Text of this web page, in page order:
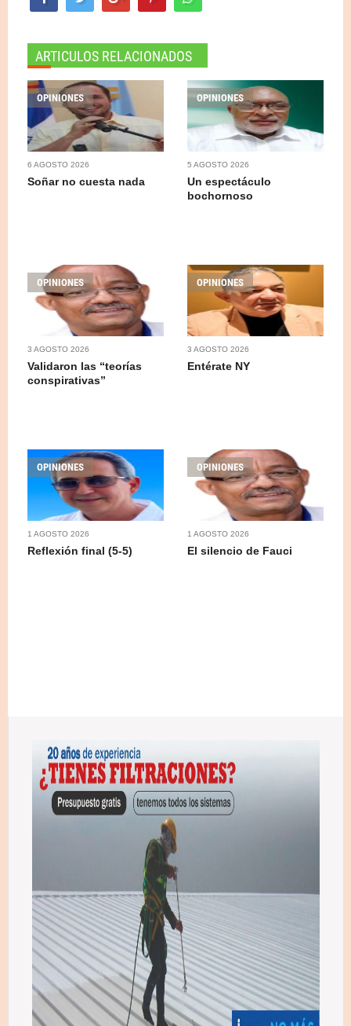
ARTICULOS RELACIONADOS
OPINIONES
6 AGOSTO 2026
Soñar no cuesta nada
OPINIONES
5 AGOSTO 2026
Un espectáculo
bochornoso
OPINIONES
3 AGOSTO 2026
Validaron las “teorías
conspirativas”
OPINIONES
3 AGOSTO 2026
Entérate NY
OPINIONES
1 AGOSTO 2026
Reflexión final (5-5)
OPINIONES
1 AGOSTO 2026
El silencio de Fauci